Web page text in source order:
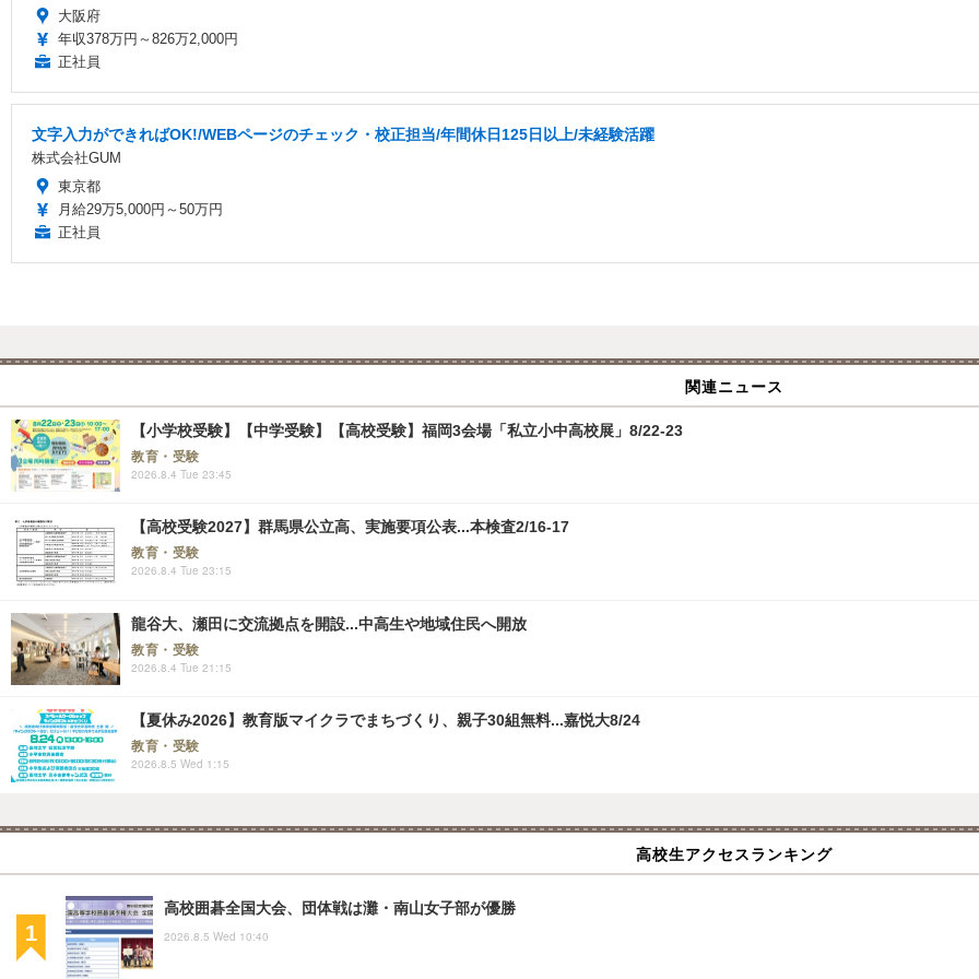
大阪府
年収378万円～826万2,000円
正社員
文字入力ができればOK!/WEBページのチェック・校正担当/年間休日125日以上/未経験活躍
株式会社GUM
東京都
月給29万5,000円～50万円
正社員
関連ニュース
【小学校受験】【中学受験】【高校受験】福岡3会場「私立小中高校展」8/22-23
教育・受験
2026.8.4 Tue 23:45
【高校受験2027】群馬県公立高、実施要項公表...本検査2/16-17
教育・受験
2026.8.4 Tue 23:15
龍谷大、瀬田に交流拠点を開設...中高生や地域住民へ開放
教育・受験
2026.8.4 Tue 21:15
【夏休み2026】教育版マイクラでまちづくり、親子30組無料...嘉悦大8/24
教育・受験
2026.8.5 Wed 1:15
高校生アクセスランキング
高校囲碁全国大会、団体戦は灘・南山女子部が優勝
2026.8.5 Wed 10:40